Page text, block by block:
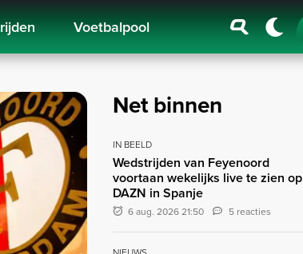
Voetbalpool
Net binnen
IN BEELD
Wedstrijden van Feyenoord
voortaan wekelijks live te zien op
DAZN in Spanje
6 aug. 2026 21:50 5 reacties